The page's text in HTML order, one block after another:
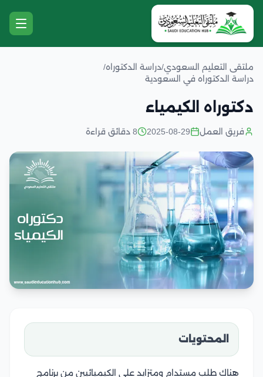
ملتقى التعليم السعودي/دراسة الدكتوراه/
دراسة الدكتوراه في السعودية
دكتوراه الكيمياء
فريق العمل 2025-08-29 8 دقائق قراءة
المحتويات
هناك طلب مستدام ومتزايد على الكيميائيين من برنامج